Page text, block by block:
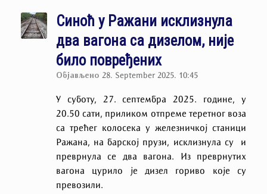
Синоћ у Ражани исклизнула
два вагона са дизелом, није
било повређених
Објављено 28. September 2025. 10:45
У суботу, 27. септембра 2025. године, у
20.50 сати, приликом отпреме теретног воза
са трећег колосека у железничкој станици
Ражана, на барској прузи, исклизнула су и
преврнула се два вагона. Из преврнутих
вагона цурило је дизел гориво које су
превозили.